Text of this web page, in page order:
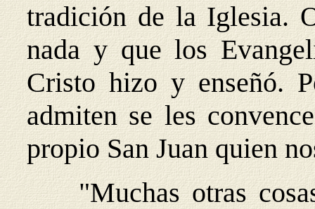
tradición de la Iglesia.
nada y que los
Cristo hizo y enseñó.
admiten se les
propio San Juan quien
"Muchas otras